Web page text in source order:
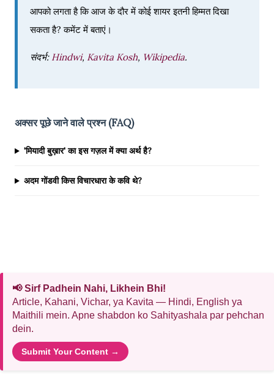
आपको लगता है कि आज के दौर में कोई शायर इतनी हिम्मत दिखा
सकता है? कमेंट में बताएं।
संदर्भ: Hindwi, Kavita Kosh, Wikipedia.
अक्सर पूछे जाने वाले प्रश्न (FAQ)
'मियादी बुख़ार' का इस गज़ल में क्या अर्थ है?
अदम गोंडवी किस विचारधारा के कवि थे?
📢 Sirf Padhein Nahi, Likhein Bhi!
Article, Kahani, Vichar, ya Kavita — Hindi, English ya
Maithili mein. Apne shabdon ko Sahityashala par pehchan
dein.
Submit Your Content →